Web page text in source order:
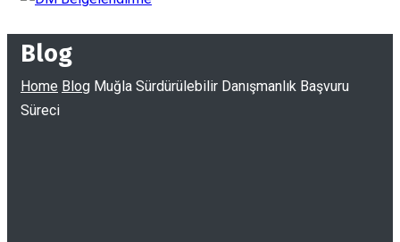
Blog
Home Blog Muğla Sürdürülebilir Danışmanlık Başvuru
Süreci